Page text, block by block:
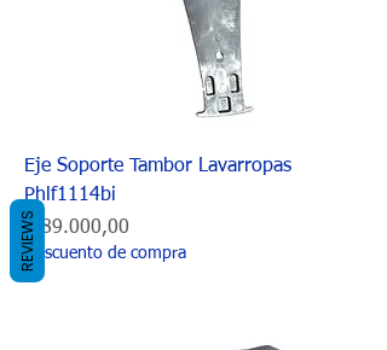
Eje Soporte Tambor Lavarropas
Phlf1114bi
Precio
$ 89.000,00
Descuento de compra
REVIEWS